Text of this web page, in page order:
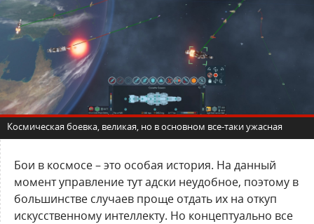
Космическая боевка, великая, но в основном все-таки ужасная
Бои в космосе – это особая история. На данный
момент управление тут адски неудобное, поэтому в
большинстве случаев проще отдать их на откуп
искусственному интеллекту. Но концептуально все